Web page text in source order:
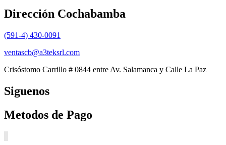
Dirección Cochabamba
(591-4) 430-0091
ventascb@a3teksrl.com
Crisóstomo Carrillo # 0844 entre Av. Salamanca y Calle La Paz
Siguenos
Metodos de Pago